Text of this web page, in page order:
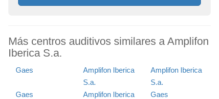
Más centros auditivos similares a Amplifon
Iberica S.a.
Gaes
Amplifon Iberica
S.a.
Amplifon Iberica
S.a.
Gaes
Amplifon Iberica
Gaes